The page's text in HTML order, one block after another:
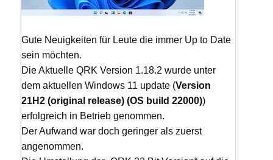
Gute Neuigkeiten für Leute die immer Up to Date
sein möchten.
Die Aktuelle QRK Version 1.18.2 wurde unter
dem aktuellen Windows 11 update (Version
21H2 (original release) (OS build 22000))
erfolgreich in Betrieb genommen.
Der Aufwand war doch geringer als zuerst
angenommen.